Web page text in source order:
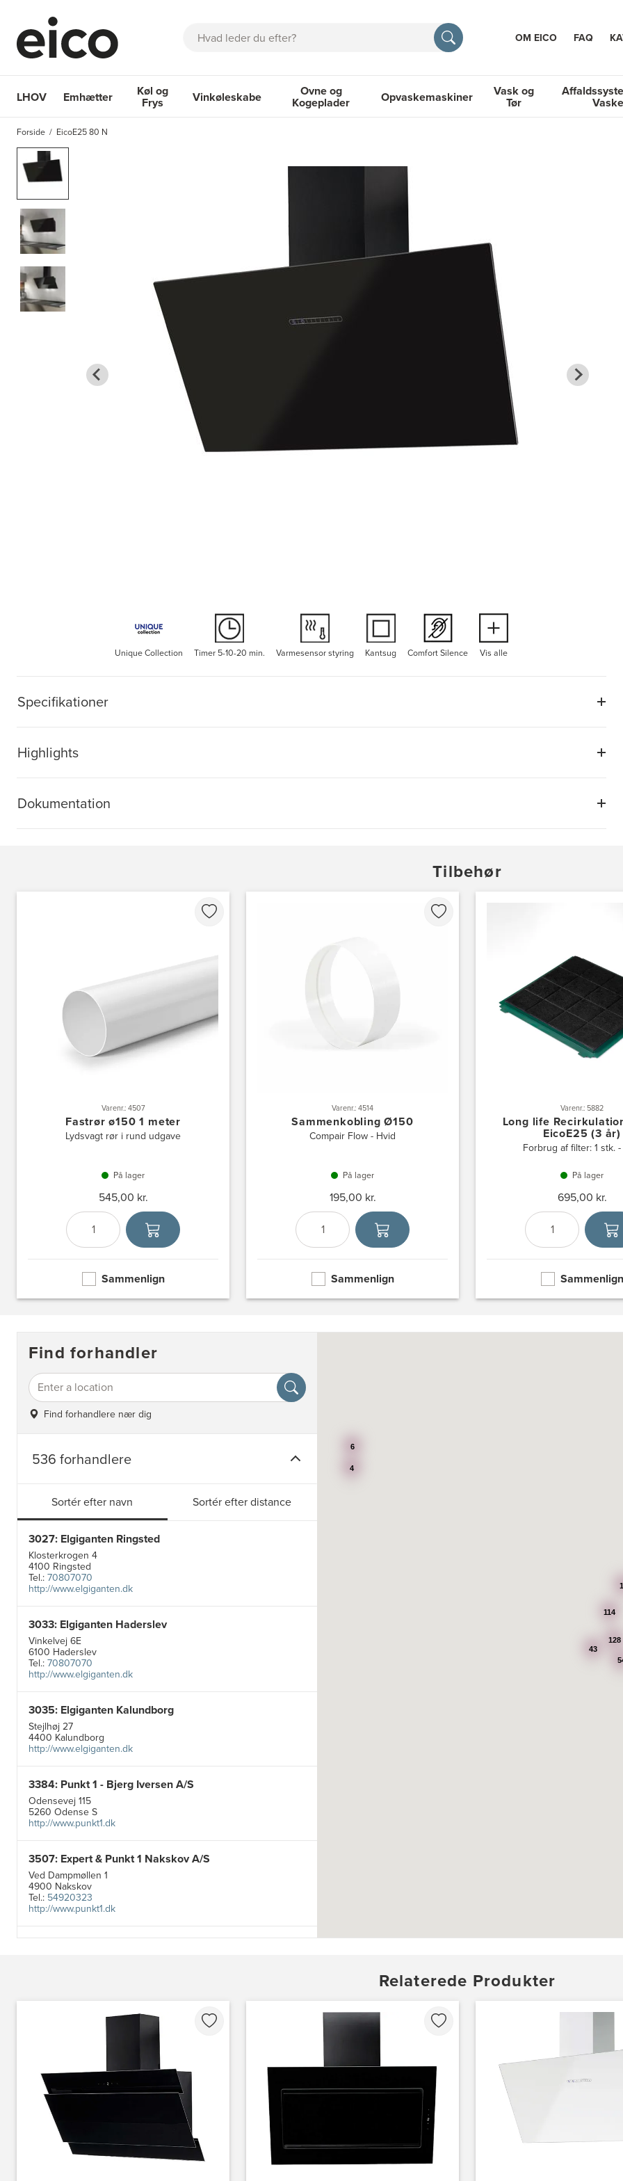
Søg OM EICO FAQ
LHOV Emhætter
Emhætter
Køl og
Frys Vinkøleskabe Ovne og
Kogeplader Opvaskemaskiner Vask og
Tør Vaske
Forside EicoE25 80 N
Unique Collection Timer 5-10-20 min. Varmesensor styring Kantsug Comfort Silence Vis alle
Specifikationer
Highlights
Dokumentation
Tilbehør
Varenr.: 4507
Fastrør ø150 1 meter
Lydsvagt rør i rund udgave
På lager
545,00 kr.
Antal
Vælg enhed
Sammenlign
Varenr.: 4514
Sammenkobling Ø150
Compair Flow - Hvid
På lager
195,00 kr.
Antal
Vælg enhed
Sammenlign
Varenr.: 5882
Long life
EicoE25 (3 år)
Forbrug af filter: 1 stk.
På lager
695,00 kr.
Antal
Vælg
Sammenlign
Find forhandler
Find forhandlere nær dig
536 forhandlere
Sortér efter navn Sortér efter distance
3027: Elgiganten Ringsted
Klosterkrogen 4
4100 Ringsted
Tel.:70807070
http://www.elgiganten.dk
3033: Elgiganten Haderslev
Vinkelvej 6E
6100 Haderslev
Tel.:70807070
http://www.elgiganten.dk
3035: Elgiganten Kalundborg
Stejlhøj 27
4400 Kalundborg
http://www.elgiganten.dk
3384: Punkt 1 - Bjerg Iversen A/S
Odensevej 115
5260 Odense S
http://www.punkt1.dk
3507: Expert & Punkt 1 Nakskov A/S
Ved Dampmøllen 1
4900 Nakskov
Tel.: 54920323
http://www.punkt1.dk
3830: Power Ishøj
https://www.power.dk/butik/power-ishoj/s-3830/
3831: Power Rødovre
Rødovre Centrum 90
2610 Rødovre
https://www.power.dk/butik/power-roedovre/s-3831/
128
114
43
4
6
Relaterede Produkter